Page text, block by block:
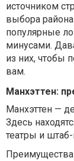
источником
выбора
популярные
минусами.
из них, чтобы
вам.
Манхэттен:
Манхэттен —
Здесь
театры и
Преимущества: